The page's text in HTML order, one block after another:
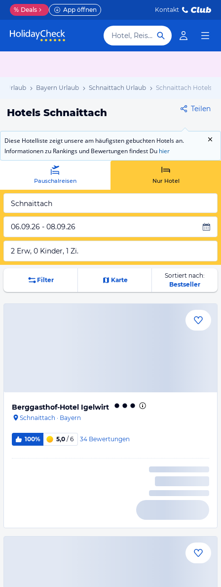
% Deals App öffnen Kontakt
Hotel, Reiseziel
Urlaub Bayern Urlaub Schnaittach Urlaub Schnaittach Hotels
Hotels Schnaittach Teilen
Diese Hotelliste zeigt unsere am häufigsten gebuchten Hotels an.
Informationen zu Rankings und Bewertungen findest Du hier
Pauschalreisen Nur Hotel
Schnaittach
06.09.26 - 08.09.26
2 Erw, 0 Kinder, 1 Zi.
Filter Karte
Sortiert nach:
Bestseller
Berggasthof-Hotel Igelwirt
Schnaittach · Bayern
100% 5,0 / 6 34 Bewertungen